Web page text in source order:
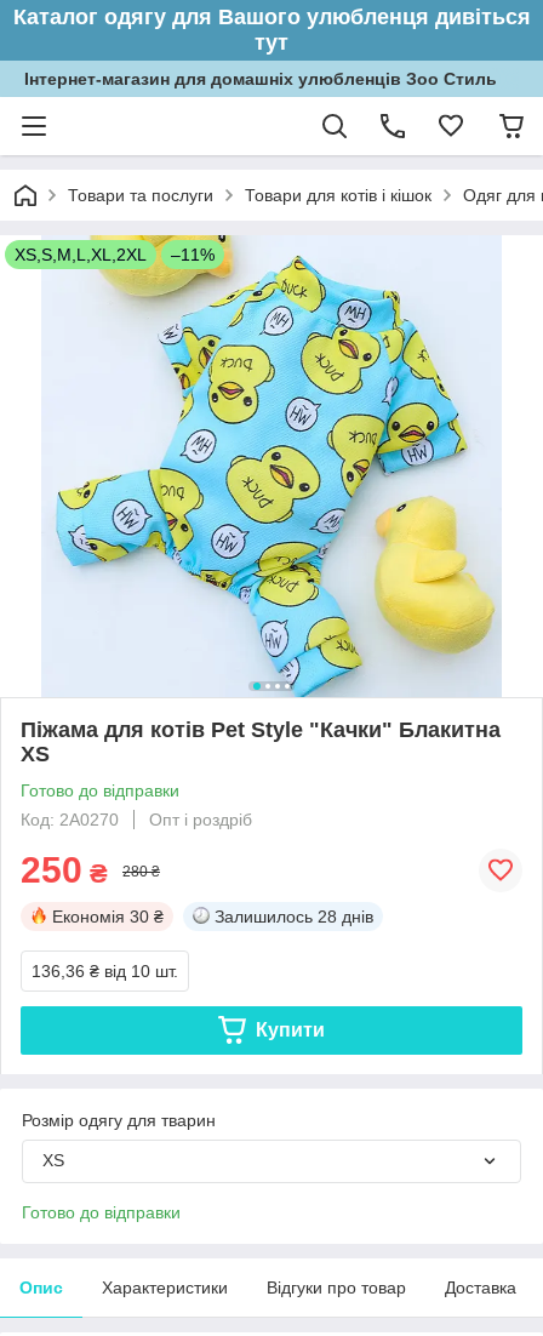
Каталог одягу для Вашого улюбленця дивіться
тут
Інтернет-магазин для домашніх улюбленців Зоо Стиль
Товари та послуги Товари для котів і кішок Одяг для
XS,S,M,L,XL,2XL –11%
Піжама для котів Pet Style "Качки" Блакитна
XS
Готово до відправки
Код: 2A0270
Опт і роздріб
250 ₴ 280 ₴
Економія 30 ₴ Залишилось 28 днів
136,36 ₴ від 10 шт.
Купити
Розмір одягу для тварин
XS
Готово до відправки
Опис Характеристики Відгуки про товар Доставка